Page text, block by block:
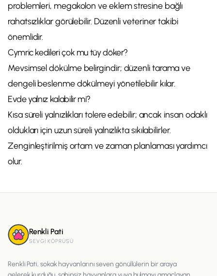
problemleri, megakolon ve eklem stresine bağlı
rahatsızlıklar görülebilir. Düzenli veteriner takibi
önemlidir.
Cymric kedileri çok mu tüy döker?
Mevsimsel dökülme belirgindir; düzenli tarama ve
dengeli beslenme dökülmeyi yönetilebilir kılar.
Evde yalnız kalabilir mi?
Kısa süreli yalnızlıkları tolere edebilir; ancak insan odaklı
oldukları için uzun süreli yalnızlıkta sıkılabilirler.
Zenginleştirilmiş ortam ve zaman planlaması yardımcı
olur.
Renkli Pati
SEVGI KÖPRÜSÜ
Renkli Pati, sokak hayvanlarını seven gönüllülerin bir araya